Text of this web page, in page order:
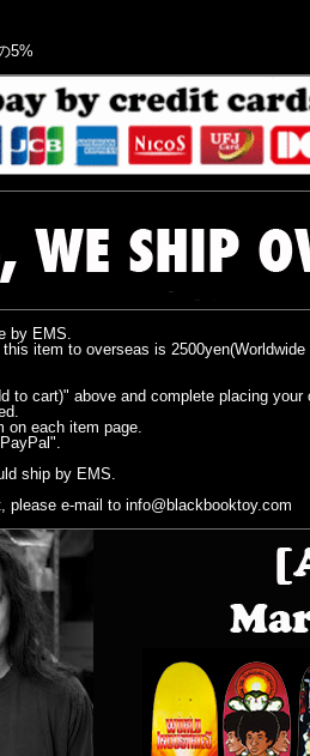
5%
by EMS.
item to overseas is 2500yen(Worldwide
to cart)" above and complete placing your
on each item page.
ship by EMS.
please e-mail to info@blackbooktoy.com